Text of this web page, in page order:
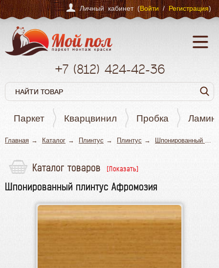
Личный кабинет (Войти/Регистрация)
+7 (812) 424-42-36
Паркет Кварцвинил Пробка
Главная Каталог Плинтус Плинтус Шпонированный плинтус
Каталог товаров
Паркет
Шпонированный плинтус Афромозия